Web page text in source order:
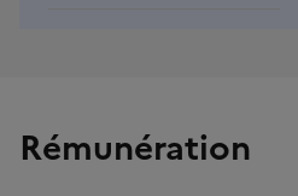
Rémunération